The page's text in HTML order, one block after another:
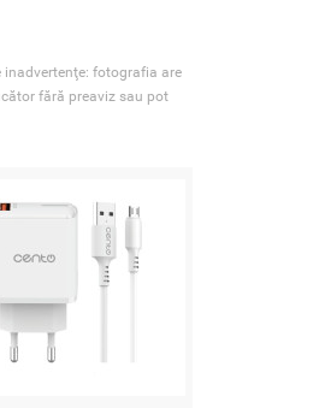
fotografia are
fără preaviz sau pot